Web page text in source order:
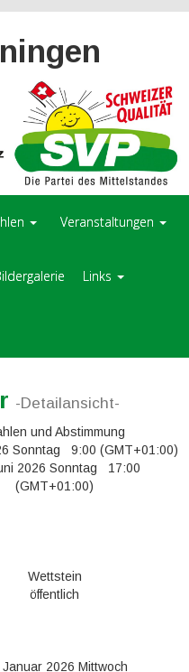
Veranstaltungen
Links
-Detailansicht-
und Abstimmung
Sonntag 9:00 (GMT+01:00)
2026 Sonntag 17:00
(GMT+01:00)
Wettstein
öffentlich
Januar 2026 Mittwoch